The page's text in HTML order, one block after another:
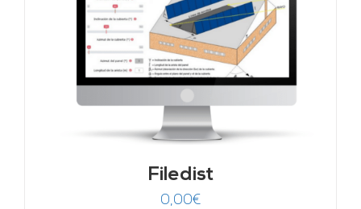
Filedist
0,00€